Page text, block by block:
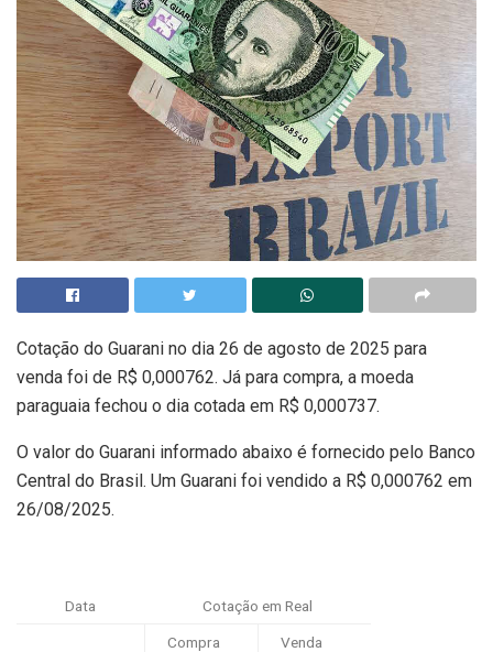
Cotação do Guarani no dia 26 de agosto de 2025 para
venda foi de R$ 0,000762. Já para compra, a moeda
paraguaia fechou o dia cotada em R$ 0,000737.
O valor do Guarani informado abaixo é fornecido pelo Banco
Central do Brasil. Um Guarani foi vendido a R$ 0,000762 em
26/08/2025.
Data Cotação em Real
Compra Venda